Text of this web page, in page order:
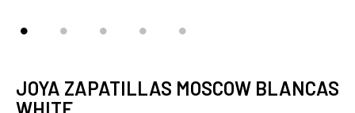
JOYA ZAPATILLAS MOSCOW BLANCAS